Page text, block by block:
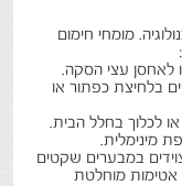
מומחי חימום
לאחסן עצי הסקה.
בלחיצת כפתור או
או לכלוך בחלל הבית.
מינימלית.
במבערים שקטים
אטימות מוחלטת